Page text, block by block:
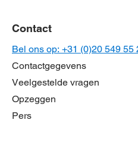
Contact
Bel ons op: +31 (0)20 549 55
Contactgegevens
Veelgestelde vragen
Opzeggen
Pers